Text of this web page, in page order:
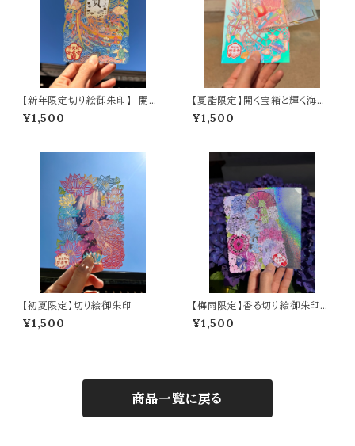
【新年限定切り絵御朱印】 開運
寶舟（A6サイズ）
¥1,500
【夏詣限定】開く宝箱と輝く海亀
の切り絵御朱印 ～光るオーロラ
フィルム仕様～
¥1,500
【初夏限定】切り絵御朱印
¥1,500
【梅雨限定】香る切り絵御朱印
虹雨のしずく 〜紫陽花と番傘の
オーロラ御朱印〜 (A6サイズ)
¥1,500
商品一覧に戻る